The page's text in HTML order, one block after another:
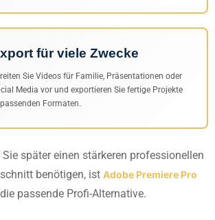
für viele Zwecke
Sie Videos für Familie, Präsentationen oder
Media vor und exportieren Sie fertige Projekte
Formaten.
Sie später einen stärkeren professionellen
benötigen, ist Adobe Premiere Pro
die passende Profi-Alternative.